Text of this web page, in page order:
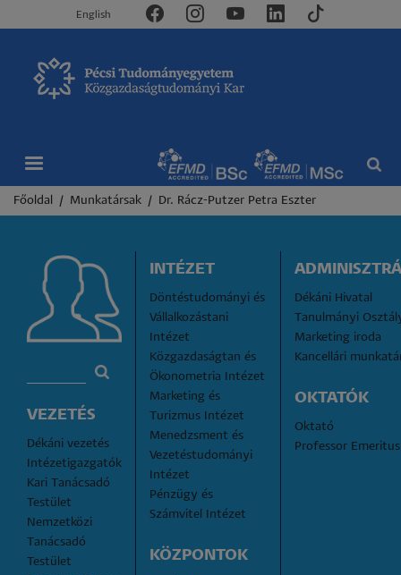
English
Morzsa
Főoldal Munkatársak Dr. Rácz-Putzer Petra Eszter
VEZETÉS
Dékáni vezetés
Intézetigazgatók
Kari Tanácsadó
Testület
Nemzetközi
Tanácsadó
Testület
INTÉZET
Döntéstudományi és
Vállalkozástani
Intézet
Közgazdaságtan és
Ökonometria Intézet
Marketing és
Turizmus Intézet
Menedzsment és
Vezetéstudományi
Intézet
Pénzügy és
Számvitel Intézet
KÖZPONTOK
Dékáni Hivatal
Tanulmányi
Marketing iroda
Kancellári
OKTATÓK
Oktató
Professor Emeritus